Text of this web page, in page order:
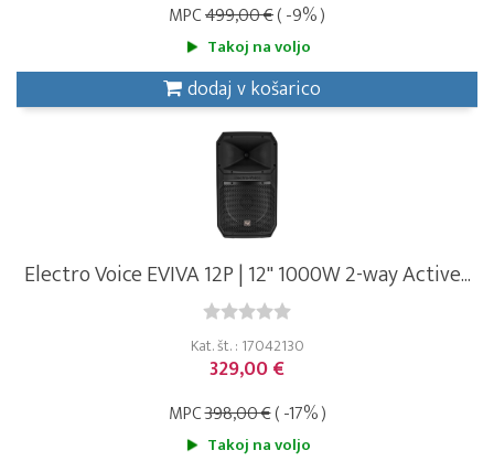
MPC499,00 €( -9% )
Takoj na voljo
dodaj v košarico
Electro Voice EVIVA 12P | 12" 1000W 2-way Active...
Kat. št. : 17042130
329,00 €
MPC398,00 €( -17% )
Takoj na voljo